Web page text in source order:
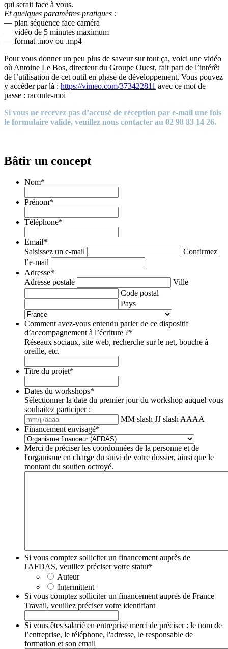
qui serait face à vous.
Et quelques paramètres pratiques :
— plan séquence face caméra
— vidéo de 5 minutes maximum
— format .mov ou .mp4
Pour vous donner un peu plus de saveur sur tout ça, voici une vidéo
où Antoine Le Bos, directeur du Groupe Ouest, fait part de l’intérêt
de l’utilisation de cet outil en phase de développement. Vous pouvez
y accéder par là : https://vimeo.com/373422811 avec ce mot de
passe : raconte-moi
Si vous ne recevez pas d’accusé de réception par e-mail une fois
le formulaire validé, veuillez nous contacter au 02 98 83 14 26.
Bâtir un concept
Nom*
Prénom*
Téléphone*
Email*
Saisissez un e-mail
Confirmez
l’e-mail
Adresse*
Adresse postale
Ville
Code postal
Pays
Comment avez-vous entendu parler de ce dispositif
d’accompagnement à l’écriture ?*
Réseaux sociaux, site web, recherche sur le net, bouche à
oreille, etc.
Titre du projet*
Dates du workshops*
Sélectionner la date du premier jour du workshop auquel vous
souhaitez participer :
MM slash JJ slash AAAA
Financement envisagé*
Merci de préciser les coordonnées de la personne et de
l'organisme en charge du suivi de votre dossier, ainsi que le
montant du soutien octroyé.
Si vous comptez solliciter un financement auprès de
l'AFDAS, veuillez préciser votre statut*
Auteur
Intermittent
Si vous comptez solliciter un financement auprès de France
Travail, veuillez préciser votre identifiant
Si vous êtes salarié en entreprise merci de préciser : le nom de
l’entreprise, le téléphone, l'adresse, le responsable de
formation et son email